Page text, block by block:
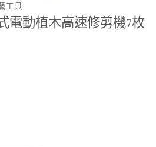
工具
電動植木高速修剪機7枚